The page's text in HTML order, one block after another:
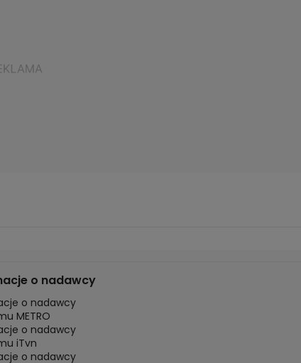
o nadawcy
o nadawcy
METRO
o nadawcy
iTvn
o nadawcy